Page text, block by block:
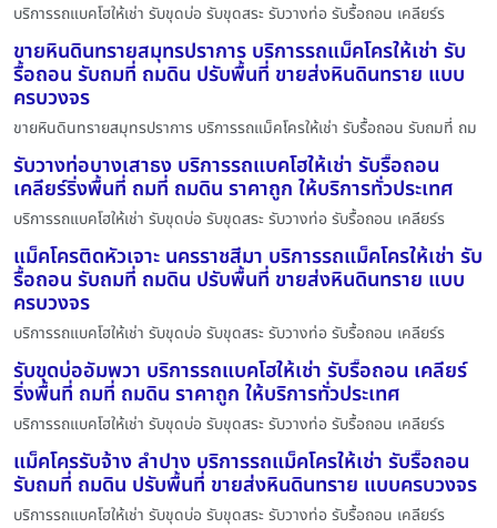
บริการรถแบคโฮให้เช่า รับขุดบ่อ รับขุดสระ รับวางท่อ รับรื้อถอน เคลียร์ร
ขายหินดินทรายสมุทรปราการ บริการรถแม็คโครให้เช่า รับ
รื้อถอน รับถมที่ ถมดิน ปรับพื้นที่ ขายส่งหินดินทราย แบบ
ครบวงจร
ขายหินดินทรายสมุทรปราการ บริการรถแม็คโครให้เช่า รับรื้อถอน รับถมที่ ถม
รับวางท่อบางเสาธง บริการรถแบคโฮให้เช่า รับรื้อถอน
เคลียร์ริ่งพื้นที่ ถมที่ ถมดิน ราคาถูก ให้บริการทั่วประเทศ
บริการรถแบคโฮให้เช่า รับขุดบ่อ รับขุดสระ รับวางท่อ รับรื้อถอน เคลียร์ร
แม็คโครติดหัวเจาะ นครราชสีมา บริการรถแม็คโครให้เช่า รับ
รื้อถอน รับถมที่ ถมดิน ปรับพื้นที่ ขายส่งหินดินทราย แบบ
ครบวงจร
บริการรถแบคโฮให้เช่า รับขุดบ่อ รับขุดสระ รับวางท่อ รับรื้อถอน เคลียร์ร
รับขุดบ่ออัมพวา บริการรถแบคโฮให้เช่า รับรื้อถอน เคลียร์
ริ่งพื้นที่ ถมที่ ถมดิน ราคาถูก ให้บริการทั่วประเทศ
บริการรถแบคโฮให้เช่า รับขุดบ่อ รับขุดสระ รับวางท่อ รับรื้อถอน เคลียร์ร
แม็คโครรับจ้าง ลำปาง บริการรถแม็คโครให้เช่า รับรื้อถอน
รับถมที่ ถมดิน ปรับพื้นที่ ขายส่งหินดินทราย แบบครบวงจร
บริการรถแบคโฮให้เช่า รับขุดบ่อ รับขุดสระ รับวางท่อ รับรื้อถอน เคลียร์ร